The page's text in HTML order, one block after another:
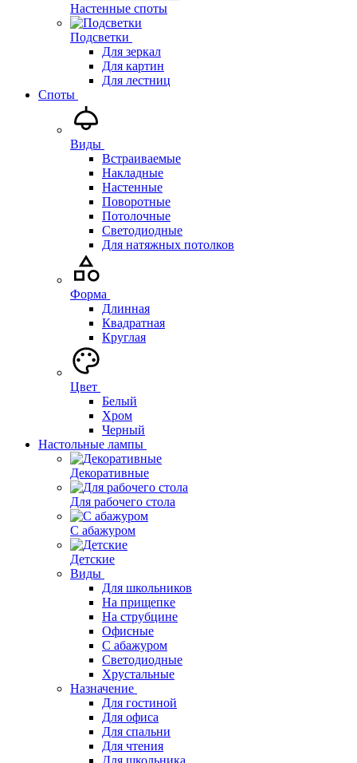
Настенные споты
Подсветки
Для зеркал
Для картин
Для лестниц
Споты
Виды
Встраиваемые
Накладные
Настенные
Поворотные
Потолочные
Светодиодные
Для натяжных потолков
Форма
Длинная
Квадратная
Круглая
Цвет
Белый
Хром
Черный
Настольные лампы
Декоративные
Для рабочего стола
С абажуром
Детские
Виды
Для школьников
На прищепке
На струбцине
Офисные
С абажуром
Светодиодные
Хрустальные
Назначение
Для гостиной
Для офиса
Для спальни
Для чтения
Для школьника